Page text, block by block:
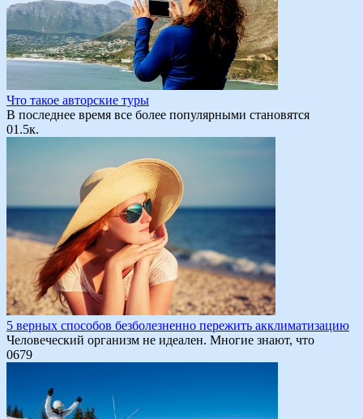
Что такое авторские туры
В последнее время все более популярными становятся
01.5к.
5 верных способов безболезненно пережить акклиматизацию
Человеческий организм не идеален. Многие знают, что
0679